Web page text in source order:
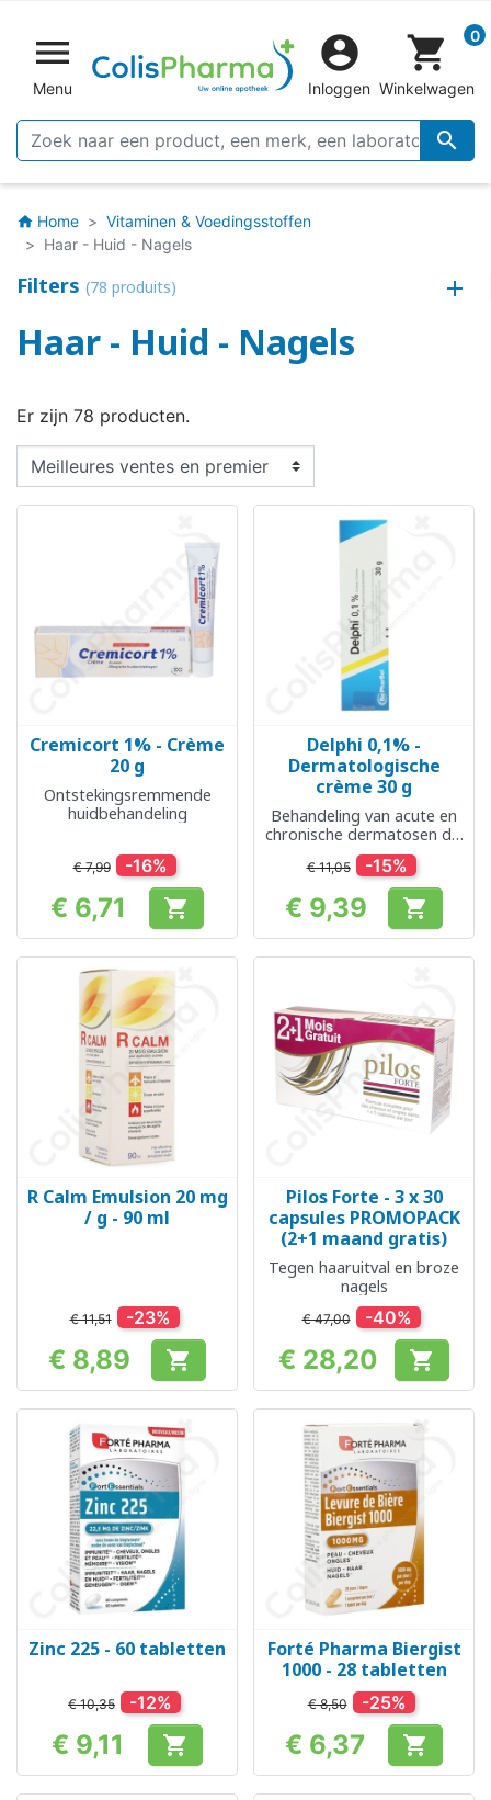

Menu


Inloggen
shopping_cart 0
Winkelwagen
home Home
Vitaminen & Voedingsstoffen
Haar - Huid - Nagels
Filters (78 produits)
Haar - Huid - Nagels
Er zijn 78 producten.
Cremicort 1% - Crème
20 g
Ontstekingsremmende
huidbehandeling
€ 7,99 -16%
Prijs
€ 6,71 
Delphi 0,1% -
Dermatologische
crème 30 g
Behandeling van acute en
chronische dermatosen die
reageren op
corticosteroïden
€ 11,05 -15%
Prijs
€ 9,39 
R Calm Emulsion 20 mg
/ g - 90 ml
€ 11,51 -23%
Prijs
€ 8,89 
Pilos Forte - 3 x 30
capsules PROMOPACK
(2+1 maand gratis)
Tegen haaruitval en broze
nagels
€ 47,00 -40%
Prijs
€ 28,20 
Zinc 225 - 60 tabletten
€ 10,35 -12%
Prijs
€ 9,11 
Forté Pharma Biergist
1000 - 28 tabletten
€ 8,50 -25%
Prijs
€ 6,37 